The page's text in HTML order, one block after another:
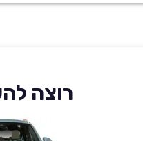
רוצה